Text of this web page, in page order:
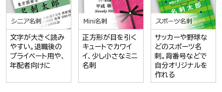
文字が大きく読み
やすい。退職後の
プライベート用や、
年配者向けに
正方形が目を引く
キュートでカワイ
イ、少し小さなミニ
名刺
サッカーや野球な
どのスポーツ名
刺。背番号などで
自分オリジナルを
作れる